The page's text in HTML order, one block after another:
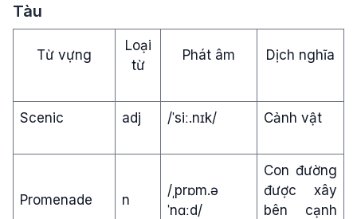
Tàu
Từ vựng
Loại
từ
Phát âm Dịch nghĩa
Scenic adj /ˈsiː.nɪk/ Cảnh vật
Promenade n
/ˌprɒm.ə
ˈnɑːd/
Con đường
được xây
bên cạnh